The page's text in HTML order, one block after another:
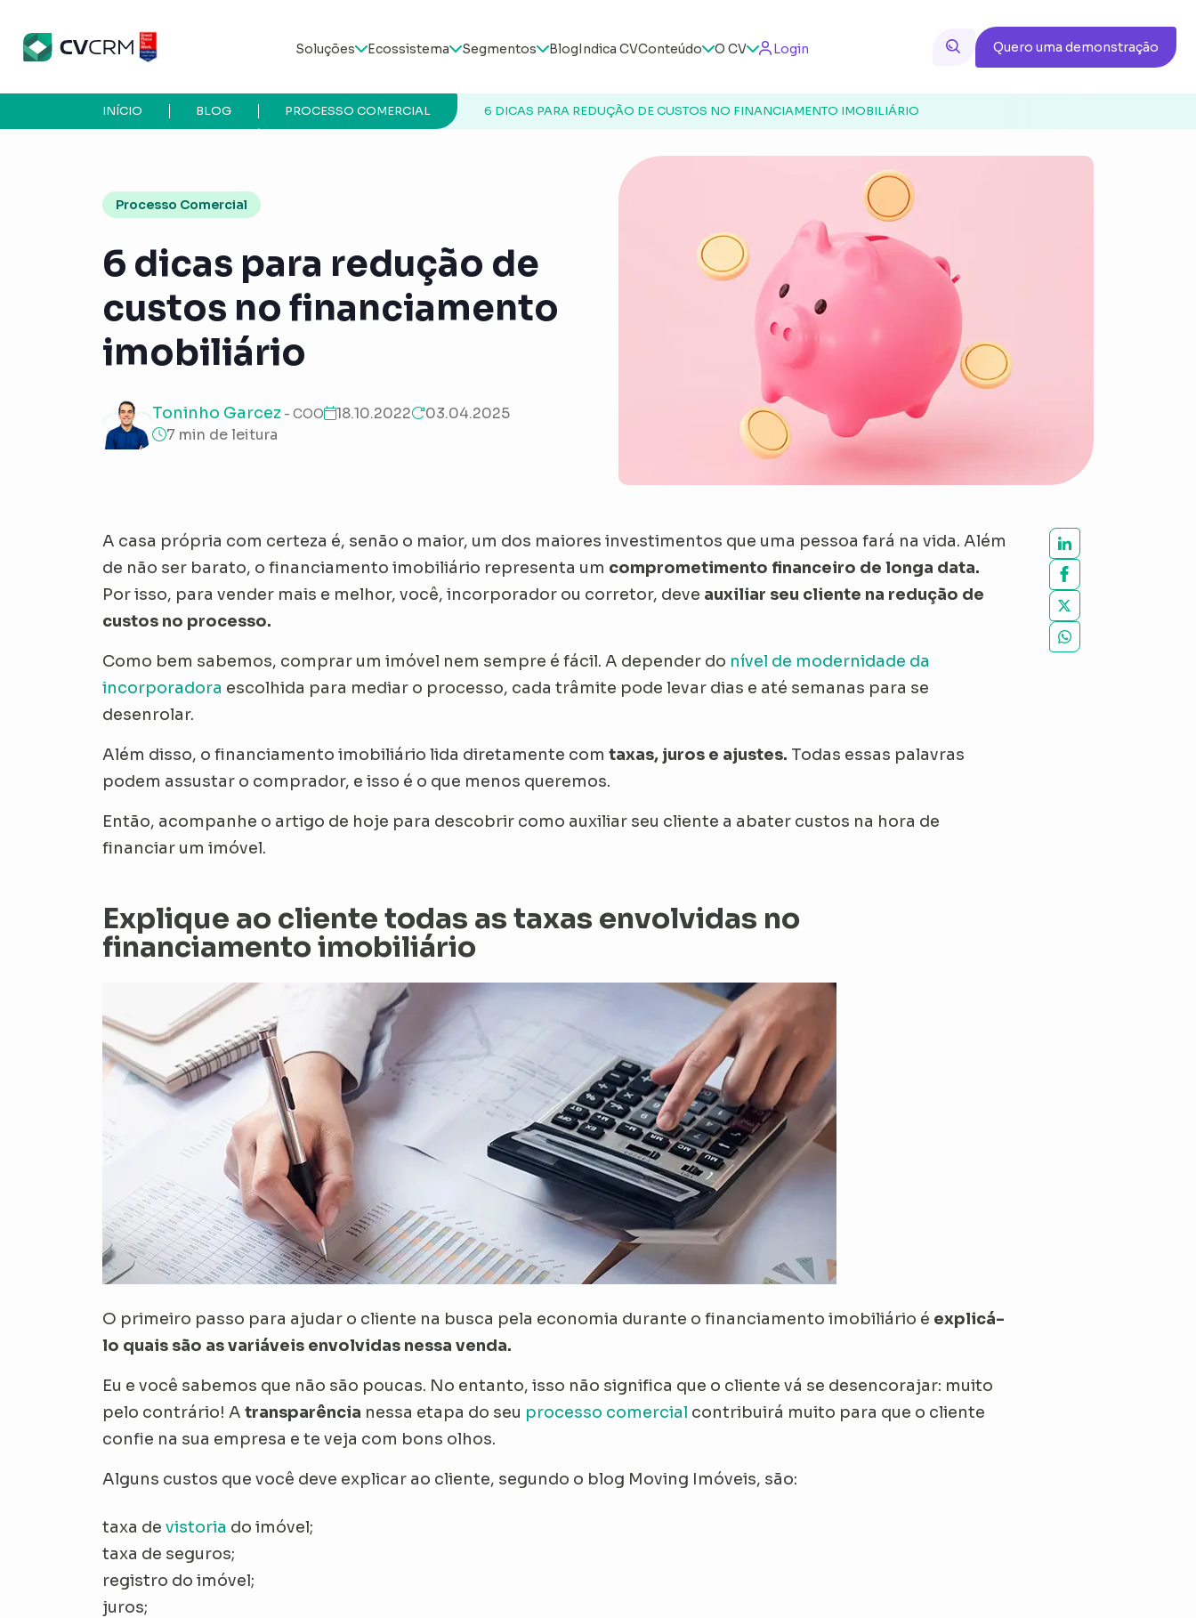
Soluções Ecossistema Segmentos BlogIndica CVConteúdo O CV Login Quero uma demonstração
6 DICAS PARA REDUÇÃO DE CUSTOS NO FINANCIAMENTO IMOBILIÁRIO
PROCESSO COMERCIAL
BLOG
INÍCIO
Processo Comercial
6 dicas para redução de
custos no financiamento
imobiliário
Toninho Garcez - COO 18.10.2022
03.04.2025
7 min de leitura
A casa própria com certeza é, senão o maior, um dos maiores investimentos que uma pessoa fará na vida. Além
de não ser barato, o financiamento imobiliário representa um comprometimento financeiro de longa data.
Por isso, para vender mais e melhor, você, incorporador ou corretor, deve auxiliar seu cliente na redução de
custos no processo.
Como bem sabemos, comprar um imóvel nem sempre é fácil. A depender do nível de modernidade da
incorporadora escolhida para mediar o processo, cada trâmite pode levar dias e até semanas para se
desenrolar.
Além disso, o financiamento imobiliário lida diretamente com taxas, juros e ajustes. Todas essas palavras
podem assustar o comprador, e isso é o que menos queremos.
Então, acompanhe o artigo de hoje para descobrir como auxiliar seu cliente a abater custos na hora de
financiar um imóvel.
Explique ao cliente todas as taxas envolvidas no
financiamento imobiliário
O primeiro passo para ajudar o cliente na busca pela economia durante o financiamento imobiliário é explicá-
lo quais são as variáveis envolvidas nessa venda.
Eu e você sabemos que não são poucas. No entanto, isso não significa que o cliente vá se desencorajar: muito
pelo contrário! A transparência nessa etapa do seu processo comercial contribuirá muito para que o cliente
confie na sua empresa e te veja com bons olhos.
Alguns custos que você deve explicar ao cliente, segundo o blog Moving Imóveis, são:
taxa de vistoria do imóvel;
taxa de seguros;
registro do imóvel;
juros;